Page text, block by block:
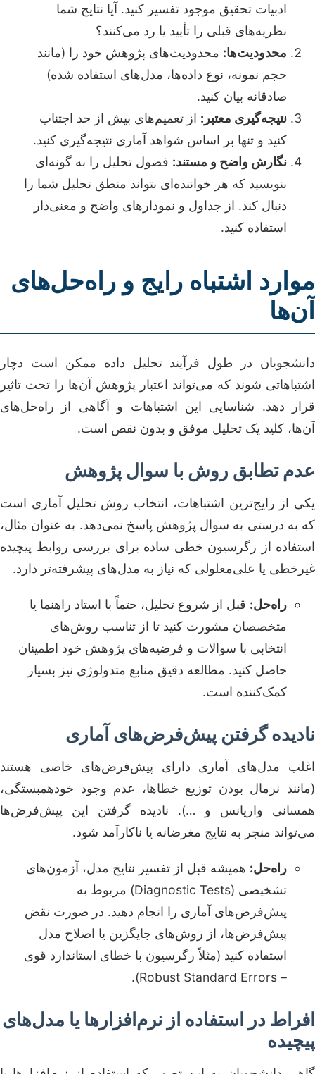
ادبیات تحقیق موجود تفسیر کنید. آیا نتایج شما
نظریه‌های قبلی را تأیید یا رد می‌کنند؟
محدودیت‌ها: محدودیت‌های پژوهش خود را (مانند
حجم نمونه، نوع داده‌ها، مدل‌های استفاده شده)
صادقانه بیان کنید.
نتیجه‌گیری معتبر: از تعمیم‌های بیش از حد اجتناب
کنید و تنها بر اساس شواهد آماری نتیجه‌گیری کنید.
نگارش واضح و مستند: فصول تحلیل را به گونه‌ای
بنویسید که هر خواننده‌ای بتواند منطق تحلیل شما را
دنبال کند. از جداول و نمودارهای واضح و معنی‌دار
استفاده کنید.
موارد اشتباه رایج و راه‌حل‌های
آن‌ها
دانشجویان در طول فرآیند تحلیل داده ممکن است دچار
اشتباهاتی شوند که می‌تواند اعتبار پژوهش آن‌ها را تحت تاثیر
قرار دهد. شناسایی این اشتباهات و آگاهی از راه‌حل‌های
آن‌ها، کلید یک تحلیل موفق و بدون نقص است.
عدم تطابق روش با سوال پژوهش
یکی از رایج‌ترین اشتباهات، انتخاب روش تحلیل آماری است
که به درستی به سوال پژوهش پاسخ نمی‌دهد. به عنوان مثال،
استفاده از رگرسیون خطی ساده برای بررسی روابط پیچیده
غیرخطی یا علی‌معلولی که نیاز به مدل‌های پیشرفته‌تر دارد.
راه‌حل: قبل از شروع تحلیل، حتماً با استاد راهنما یا
متخصصان مشورت کنید تا از تناسب روش‌های
انتخابی با سوالات و فرضیه‌های پژوهش خود اطمینان
حاصل کنید. مطالعه دقیق منابع متدولوژی نیز بسیار
کمک‌کننده است.
نادیده گرفتن پیش‌فرض‌های آماری
اغلب مدل‌های آماری دارای پیش‌فرض‌های خاصی هستند
(مانند نرمال بودن توزیع خطاها، عدم وجود خودهمبستگی،
همسانی واریانس و …). نادیده گرفتن این پیش‌فرض‌ها
می‌تواند منجر به نتایج مغرضانه یا ناکارآمد شود.
راه‌حل: همیشه قبل از تفسیر نتایج مدل، آزمون‌های
تشخیصی (Diagnostic Tests) مربوط به
پیش‌فرض‌های آماری را انجام دهید. در صورت نقض
پیش‌فرض‌ها، از روش‌های جایگزین یا اصلاح مدل
استفاده کنید (مثلاً رگرسیون با خطای استاندارد قوی
– Robust Standard Errors).
افراط در استفاده از نرم‌افزارها یا مدل‌های
پیچیده